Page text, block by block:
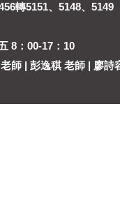
轉5151、5148、5149
8：00-17：10
師 | 彭逸稘 老師 | 廖詩